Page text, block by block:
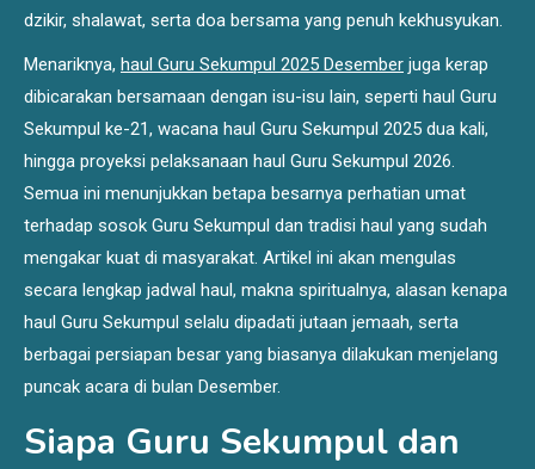
dzikir, shalawat, serta doa bersama yang penuh kekhusyukan.
Menariknya, haul Guru Sekumpul 2025 Desember juga kerap
dibicarakan bersamaan dengan isu-isu lain, seperti haul Guru
Sekumpul ke-21, wacana haul Guru Sekumpul 2025 dua kali,
hingga proyeksi pelaksanaan haul Guru Sekumpul 2026.
Semua ini menunjukkan betapa besarnya perhatian umat
terhadap sosok Guru Sekumpul dan tradisi haul yang sudah
mengakar kuat di masyarakat. Artikel ini akan mengulas
secara lengkap jadwal haul, makna spiritualnya, alasan kenapa
haul Guru Sekumpul selalu dipadati jutaan jemaah, serta
berbagai persiapan besar yang biasanya dilakukan menjelang
puncak acara di bulan Desember.
Siapa Guru Sekumpul dan